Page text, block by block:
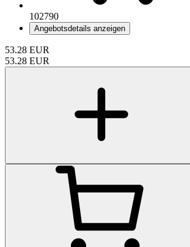
102790
Angebotsdetails anzeigen
53.28 EUR
53.28 EUR